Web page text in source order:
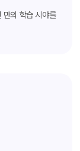
만의 학습 시야를